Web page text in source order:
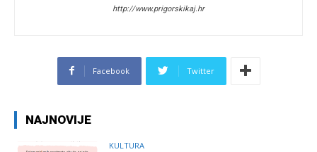
http://www.prigorskikaj.hr
Facebook Twitter
NAJNOVIJE
KULTURA